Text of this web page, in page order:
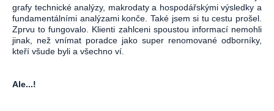
grafy technické analýzy, makrodaty a hospodářskými výsledky a
fundamentálními analýzami konče. Také jsem si tu cestu prošel.
Zprvu to fungovalo. Klienti zahlceni spoustou informací nemohli
jinak, než vnímat poradce jako super renomované odborníky,
kteří všude byli a všechno ví.
Ale...!